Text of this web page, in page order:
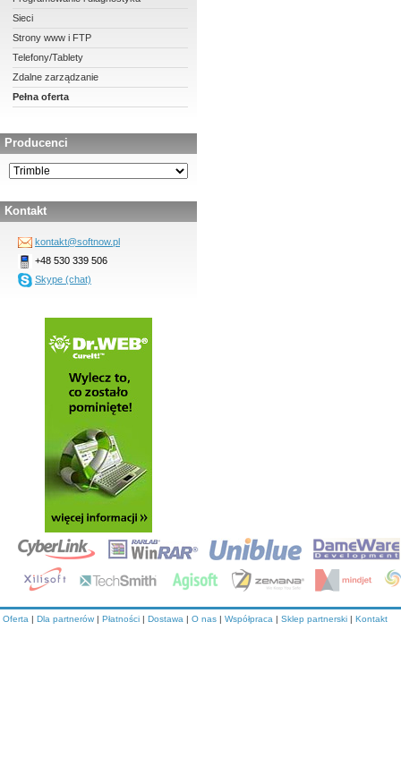
Sieci
Strony www i FTP
Telefony/Tablety
Zdalne zarządzanie
Pełna oferta
Producenci
Kontakt
kontakt@softnow.pl
+48 530 339 506
Skype (chat)
Oferta | Dla partnerów | Płatności | Dostawa | O nas | Współpraca | Sklep partnerski | Kontakt